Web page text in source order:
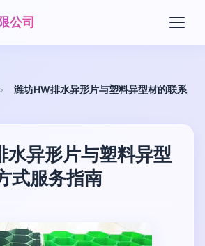
公司
潍坊HW排水异形片与塑料异型材的联系
水异形片与塑料异型
式服务指南